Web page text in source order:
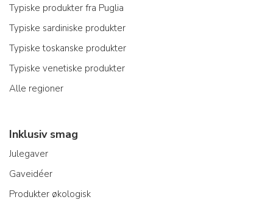
Typiske produkter fra Puglia
Typiske sardiniske produkter
Typiske toskanske produkter
Typiske venetiske produkter
Alle regioner
Inklusiv smag
Julegaver
Gaveidéer
Produkter økologisk